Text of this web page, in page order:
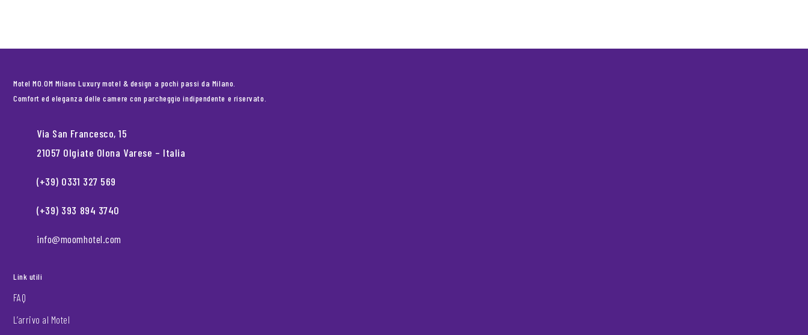
Motel MO.OM Milano Luxury motel & design a pochi passi da Milano.
Comfort ed eleganza delle camere con parcheggio indipendente e riservato.
Via San Francesco, 15
21057 Olgiate Olona Varese – Italia
(+39) 0331 327 569
(+39) 393 894 3740
info@moomhotel.com
Link utili
FAQ
L’arrivo al Motel